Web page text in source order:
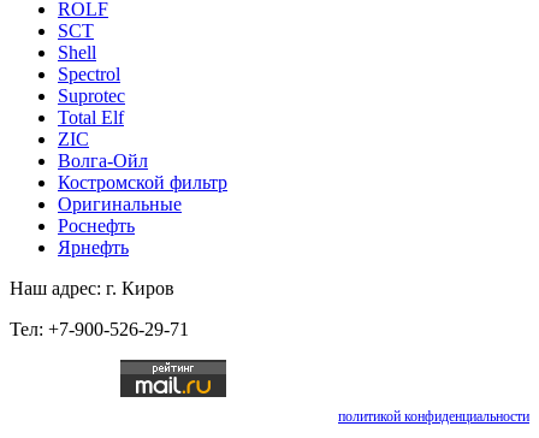
ROLF
SCT
Shell
Spectrol
Suprotec
Total Elf
ZIC
Волга-Ойл
Костромской фильтр
Оригинальные
Роснефть
Ярнефть
Наш адрес: г. Киров
Тел: +7-900-526-29-71
политикой конфиденциальности